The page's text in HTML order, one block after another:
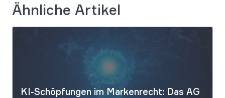
Ähnliche Artikel
KI-Schöpfungen im Markenrecht: Das AG